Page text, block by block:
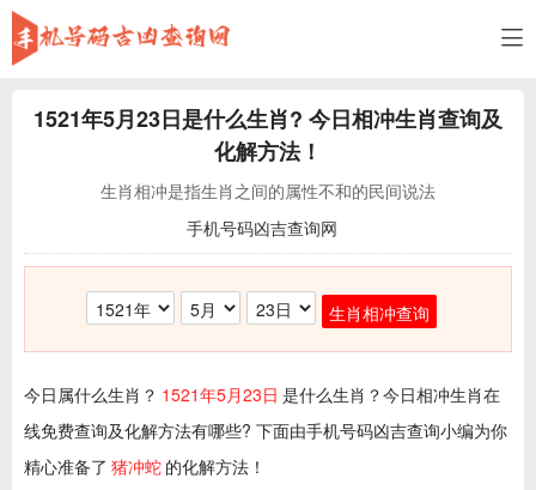
1521年5月23日是什么生肖? 今日相冲生肖查询及
化解方法！
生肖相冲是指生肖之间的属性不和的民间说法
手机号码凶吉查询网
生肖相冲查询
今日属什么生肖？ 1521年5月23日 是什么生肖？今日相冲生肖在
线免费查询及化解方法有哪些? 下面由手机号码凶吉查询小编为你
精心准备了 猪冲蛇 的化解方法！